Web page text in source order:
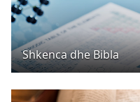
Shkenca dhe Bibla